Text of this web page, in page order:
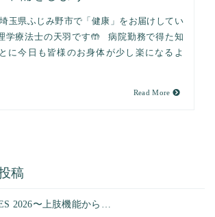
玉県ふじみ野市で「健康」をお届けしてい
学療法士の天羽です🤲 病院勤務で得た知
に今日も皆様のお身体が少し楽になるよ
Read More
稿
2026〜上肢機能から…